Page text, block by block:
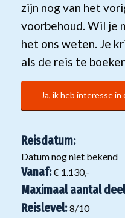
zijn nog van het
voorbehoud. Wil je
het ons weten. Je
als de reis te
Ja, ik heb interesse in
Reisdatum:
Datum nog niet bekend
Vanaf:€ 1.130,-
Maximaal aantal
Reislevel:8/10